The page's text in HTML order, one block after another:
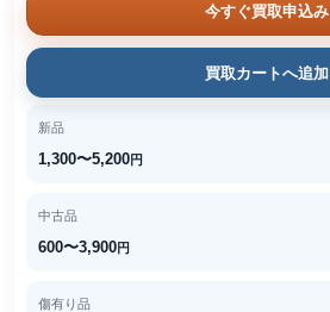
今すぐ買取申込み
買取カートへ追加
新品
1,300〜5,200円
中古品
600〜3,900円
傷有り品